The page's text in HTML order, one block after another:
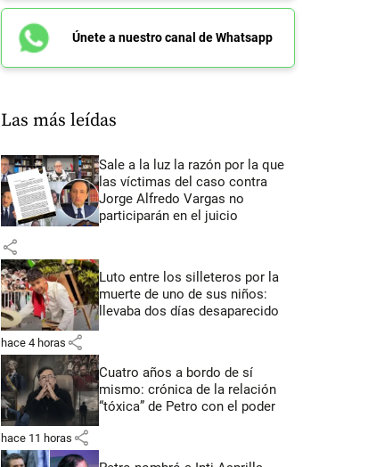
Únete a nuestro canal de Whatsapp
Las más leídas
Sale a la luz la razón por la que
las víctimas del caso contra
Jorge Alfredo Vargas no
participarán en el juicio
share
Luto entre los silleteros por la
muerte de uno de sus niños:
llevaba dos días desaparecido
hace 4 horas share
Cuatro años a bordo de sí
mismo: crónica de la relación
“tóxica” de Petro con el poder
hace 11 horas share